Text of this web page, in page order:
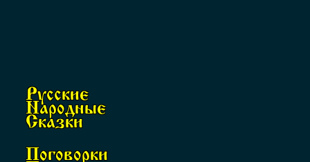
Русские
Народные
Сказки
Поговорки